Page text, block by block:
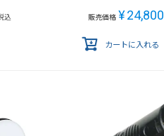
込 販売価格 ¥24,800
カートに入れる